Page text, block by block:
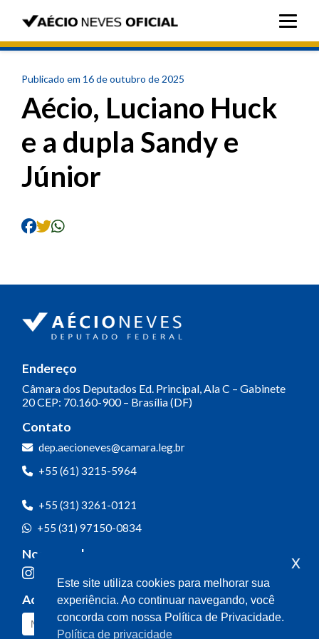
Publicado em 16 de outubro de 2025
Aécio, Luciano Huck
e a dupla Sandy e
Júnior
Endereço
Câmara dos Deputados Ed. Principal, Ala C – Gabinete
20CEP: 70.160-900 – Brasília (DF)
Contato
dep.aecioneves@camara.leg.br
+55 (61) 3215-5964
+55 (31) 3261-0121
+55 (31) 97150-0834
Nossas redes
Acompanhe o meu mandato
Este site utiliza cookies para melhorar sua
experiência. Ao continuar navegando, você
concorda com nossa Política de Privacidade.
Política de privacidade
x